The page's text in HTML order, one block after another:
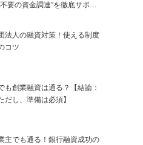
要の資金調達”を徹底サポー
法人の融資対策！使える制度
コツ
も創業融資は通る？【結論：
だし、準備は必須】
主でも通る！銀行融資成功の